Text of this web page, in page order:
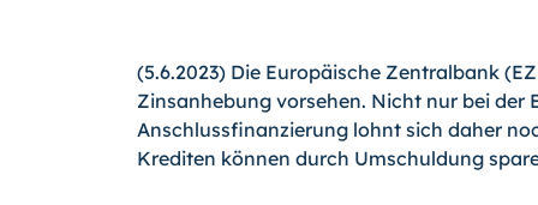
(5.6.2023) Die Europäische Zentralbank
Zinsanhebung vorsehen. Nicht nur bei
Anschlussfinanzierung lohnt sich daher
Krediten können durch Umschuldung